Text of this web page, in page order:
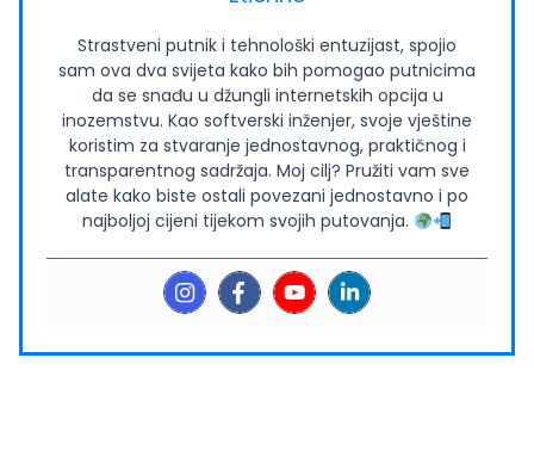
Strastveni putnik i tehnološki entuzijast, spojio
sam ova dva svijeta kako bih pomogao putnicima
da se snađu u džungli internetskih opcija u
inozemstvu. Kao softverski inženjer, svoje vještine
koristim za stvaranje jednostavnog, praktičnog i
transparentnog sadržaja. Moj cilj? Pružiti vam sve
alate kako biste ostali povezani jednostavno i po
najboljoj cijeni tijekom svojih putovanja.